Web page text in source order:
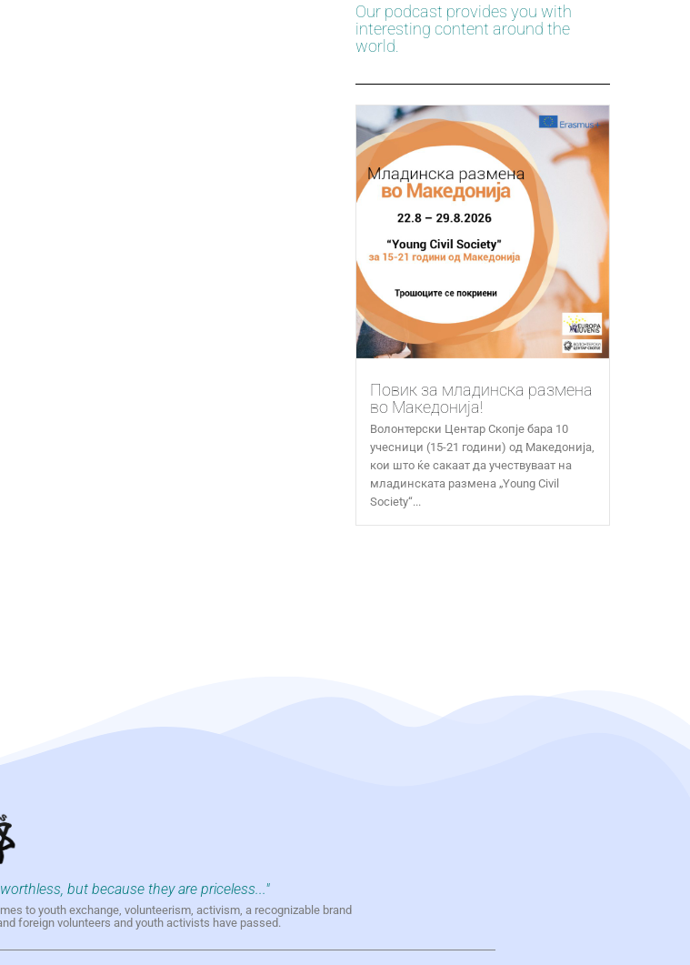
Our podcast provides you with
interesting content around the
world.
Повик за младинска размена
во Македонија!
Волонтерски Центар Скопје бара 10
учесници (15-21 години) од Македонија,
кои што ќе сакаат да учествуваат на
младинската размена „Young Civil
Society“...
but because they are priceless..."
to youth exchange, volunteerism, activism, a recognizable brand
foreign volunteers and youth activists have passed.